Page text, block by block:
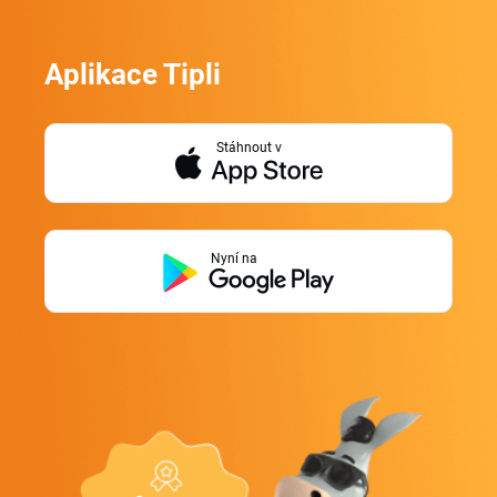
Aplikace Tipli
Stáhnout v
Nyní na